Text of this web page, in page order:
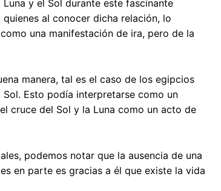
y el Sol durante este fascinante
al conocer dicha relación, lo
una manifestación de ira, pero de la
manera, tal es el caso de los egipcios
Esto podía interpretarse como un
cruce del Sol y la Luna como un acto de
podemos notar que la ausencia de una
en parte es gracias a él que existe la vida